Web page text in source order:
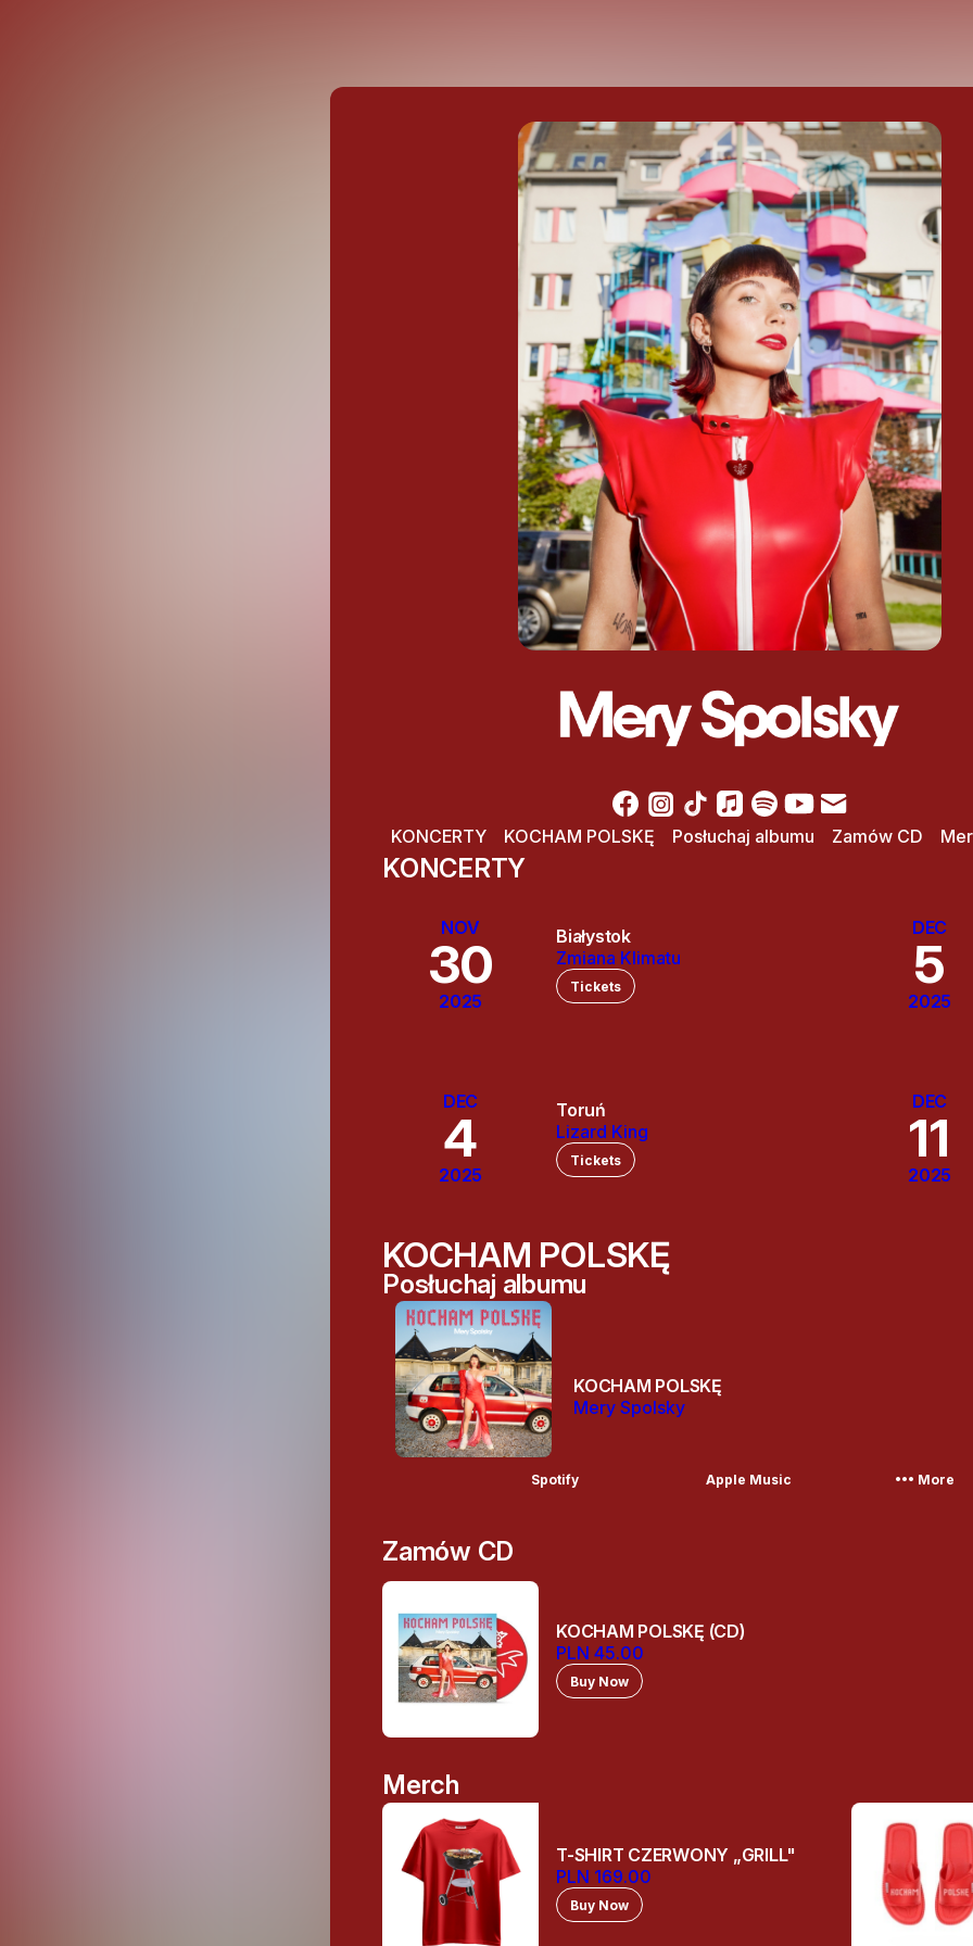
KONCERTY KOCHAM POLSKĘ Posłuchaj albumu Zamów CD
KONCERTY
NOV
30
2025
Białystok
Zmiana Klimatu
Tickets
DEC
4
2025
Toruń
Lizard King
Tickets
DEC
5
2025
DEC
11
2025
KOCHAM POLSKĘ
Posłuchaj albumu
KOCHAM POLSKĘ
Mery Spolsky
Spotify Apple Music More_horiz More
Zamów CD
KOCHAM POLSKĘ (CD)
PLN 45.00
Buy Now
Merch
T-SHIRT CZERWONY „GRILL"
PLN 169.00
Buy Now